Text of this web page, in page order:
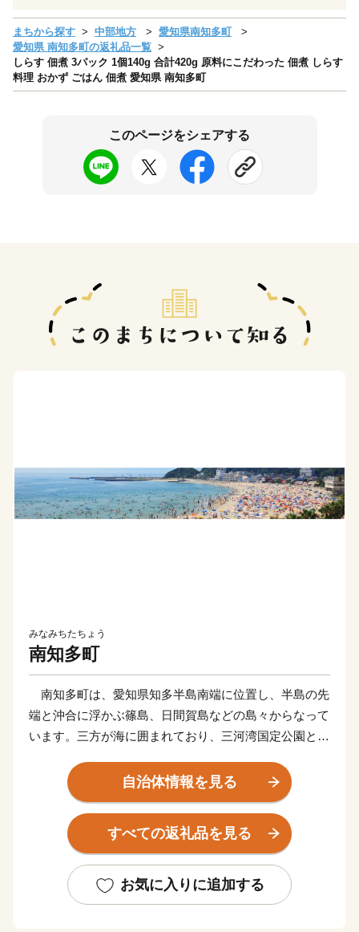
まちから探す 中部地方
愛知県南知多町
愛知県 南知多町の返礼品一覧
しらす 佃煮 3パック 1個140g 合計420g 原料にこだわった 佃煮 しらす
料理 おかず ごはん 佃煮 愛知県 南知多町
このページをシェアする
みなみちたちょう
南知多町
南知多町は、愛知県知多半島南端に位置し、半島の先
端と沖合に浮かぶ篠島、日間賀島などの島々からなって
います。三方が海に囲まれており、三河湾国定公園と南
その地域特性から県下随一の漁獲量を誇る漁港の町と
して知名度が高く、春にはメバル、夏はマアナゴやマダ
コ、秋にはシラス、冬にはトラフグなど四季折々の魚介
類が水揚げされます。
海海水浴場をはじめ、町内には5つの海水浴場があり、
夏には海水浴客が多く訪れる観光の町です。愛知県を始
自治体情報を見る
すべての返礼品を見る
お気に入りに追加する